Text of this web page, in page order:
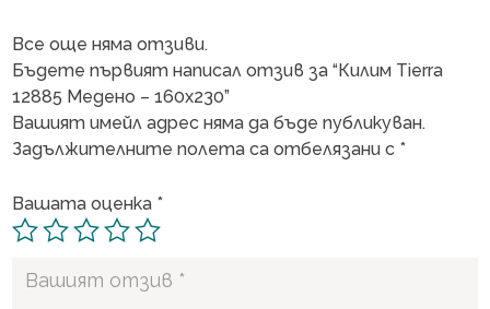
Все още няма отзиви.
Бъдете първият написал отзив за “Килим Tierra
12885 Медено – 160х230”
Вашият имейл адрес няма да бъде публикуван.
Задължителните полета са отбелязани с *
Вашата оценка *